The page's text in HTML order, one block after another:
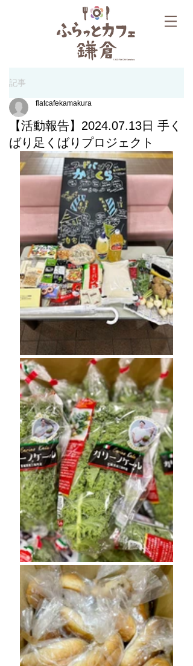
記事
【活動報告】2024.07.13日 手く
ばり足くばりプロジェクト
flatcafekamakura